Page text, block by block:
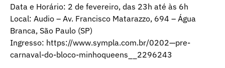
Data e Horário: 2 de fevereiro, das 23h até às 6h
Local: Audio – Av. Francisco Matarazzo, 694 – Água
Branca, São Paulo (SP)
Ingresso: https://www.sympla.com.br/0202—pre-
carnaval-do-bloco-minhoqueens__2296243